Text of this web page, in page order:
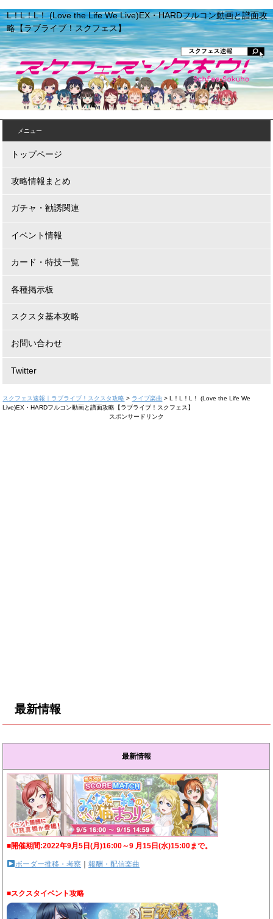
L！L！L！ (Love the Life We Live)EX・HARDフルコン動画と譜面攻
略【ラブライブ！スクフェス】
メニュー
トップページ
攻略情報まとめ
ガチャ・勧誘関連
イベント情報
カード・特技一覧
各種掲示板
スクスタ基本攻略
お問い合わせ
Twitter
スクフェス速報｜ラブライブ！スクスタ攻略 > ライブ楽曲 >L！L！L！ (Love the Life We
Live)EX・HARDフルコン動画と譜面攻略【ラブライブ！スクフェス】
スポンサードリンク
最新情報
最新情報
■開催期間:2022年9月5日(月)16:00～9 月15日(水)15:00まで。
ボーダー推移・考察 ｜報酬・配信楽曲
■スクスタイベント攻略